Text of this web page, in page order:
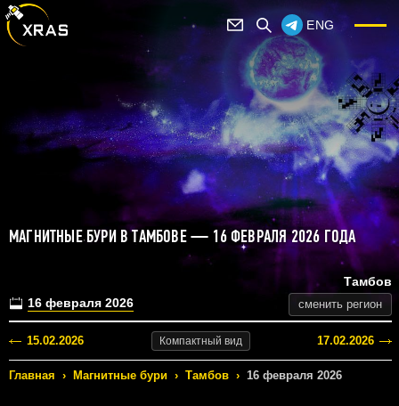
ENG
МАГНИТНЫЕ БУРИ В ТАМБОВЕ — 16 ФЕВРАЛЯ 2026 ГОДА
16 февраля 2026
Тамбов
сменить регион
15.02.2026 Компактный вид 17.02.2026
Главная › Магнитные бури › Тамбов › 16 февраля 2026